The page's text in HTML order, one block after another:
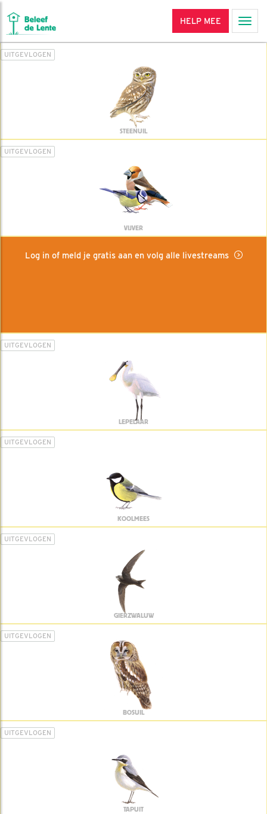
HELP MEE
UITGEVLOGEN
STEENUIL
UITGEVLOGEN
VIJVER
Log in of meld je gratis aan en volg alle livestreams
UITGEVLOGEN
LEPELAAR
UITGEVLOGEN
KOOLMEES
UITGEVLOGEN
GIERZWALUW
UITGEVLOGEN
BOSUIL
UITGEVLOGEN
TAPUIT